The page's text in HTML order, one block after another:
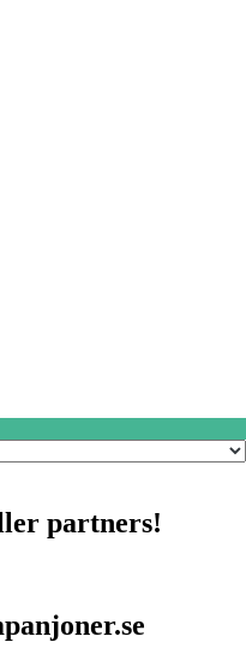
partners!